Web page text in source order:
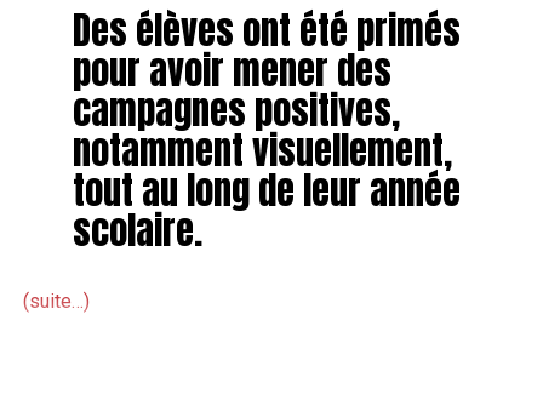
Des élèves ont été primés
pour avoir mener des
campagnes positives,
notamment visuellement,
tout au long de leur année
scolaire.
(suite…)